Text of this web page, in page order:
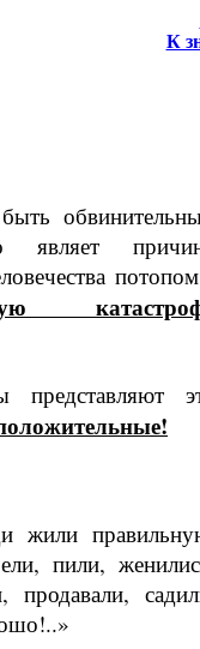
К
явля­ет
представ­ляют
жили
пили,
продавали,